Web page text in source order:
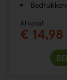
Al vanaf
€ 14,98